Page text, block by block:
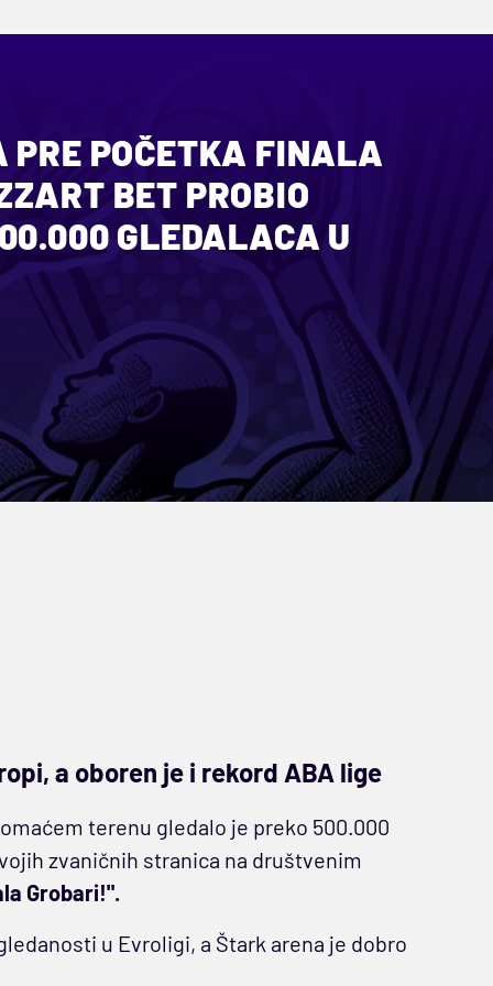
PRE POČETKA FINALA
BET PROBIO
GLEDALACA U
a oboren je i rekord ABA lige
terenu gledalo je preko 500.000
zvaničnih stranica na društvenim
Grobari!".
u Evroligi, a Štark arena je dobro